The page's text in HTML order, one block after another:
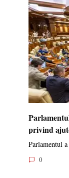
privind
Parlamentul
0